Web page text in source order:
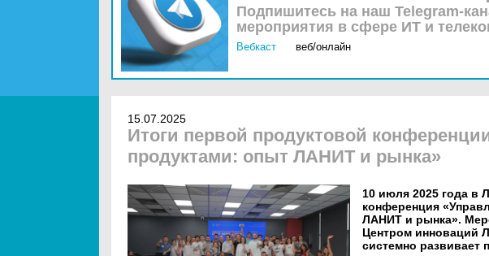
Подпишитесь на наш Telegram-
мероприятия в сфере ИТ и
Вебкаст
веб/онлайн
15.07.2025
Итоги первой продуктовой
продуктами: опыт ЛАНИТ и рынка»
10 июля 2025 года в
конференция
ЛАНИТ и рынка».
Центром инноваций
системно развивает